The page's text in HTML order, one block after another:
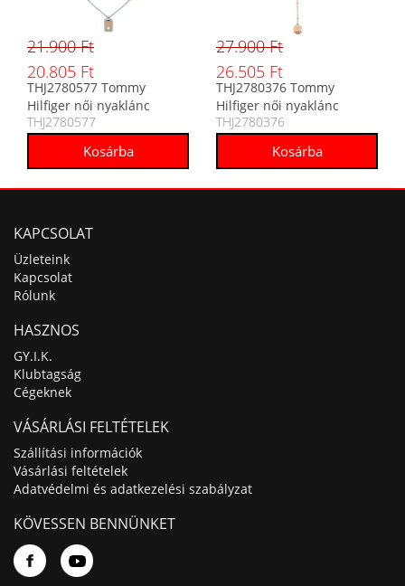
21.900 Ft
20.805 Ft
THJ2780577 Tommy
Hilfiger női nyaklánc
THJ2780577
27.900 Ft
26.505 Ft
THJ2780376 Tommy
Hilfiger női nyaklánc
THJ2780376
KAPCSOLAT
Üzleteink
Kapcsolat
Rólunk
HASZNOS
GY.I.K.
Klubtagság
Cégeknek
VÁSÁRLÁSI FELTÉTELEK
Szállítási információk
Vásárlási feltételek
Adatvédelmi és adatkezelési szabályzat
KÖVESSEN BENNÜNKET